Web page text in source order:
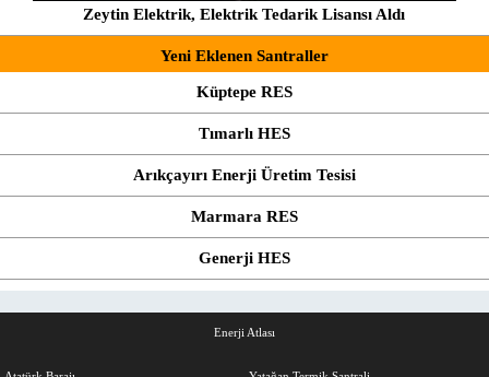
Zeytin Elektrik, Elektrik Tedarik Lisansı Aldı
Yeni Eklenen Santraller
Küptepe RES
Tımarlı HES
Arıkçayırı Enerji Üretim Tesisi
Marmara RES
Generji HES
Enerji Atlası